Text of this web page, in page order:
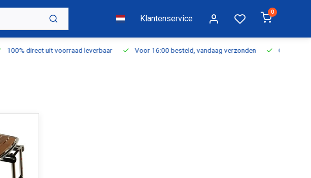
Klantenservice
0
100% direct uit voorraad leverbaar Voor 16:00 besteld, vandaag verzonden Gratis